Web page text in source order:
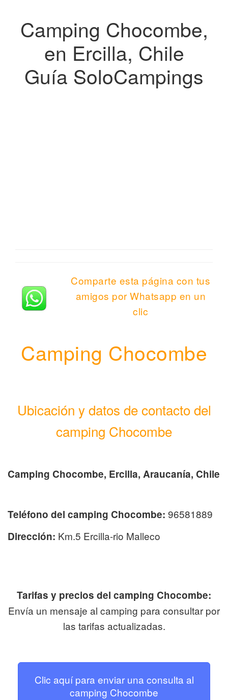
Camping Chocombe,
en Ercilla, Chile
Guía SoloCampings
Comparte esta página con tus
amigos por Whatsapp en un
clic
Camping Chocombe
Ubicación y datos de contacto del
camping Chocombe
Camping Chocombe, Ercilla, Araucanía, Chile
Teléfono del camping Chocombe: 96581889
Dirección: Km.5 Ercilla-rio Malleco
Tarifas y precios del camping Chocombe:
Envía un mensaje al camping para consultar por
las tarifas actualizadas.
Clic aquí para enviar una consulta al
camping Chocombe